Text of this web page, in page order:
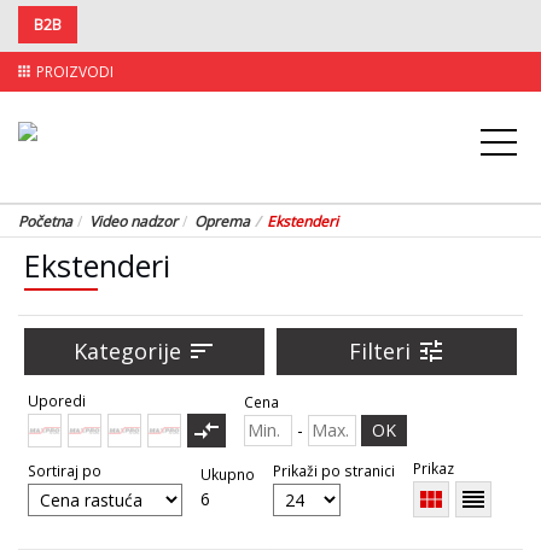
B2B
apps PROIZVODI
Početna Video nadzor Oprema Ekstenderi
Ekstenderi
Kategorije sort Filteri tune
Uporedi
compare_arrows
Cena
- OK
Sortiraj po Ukupno
6
Prikaži po stranici Prikaz
view_module reorder